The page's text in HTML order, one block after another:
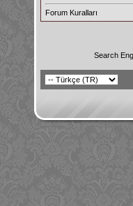
Forum Kuralları
Search